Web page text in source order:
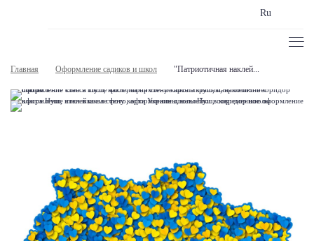
Ru
Главная Оформление садиков и школ "Патриотичная наклей...